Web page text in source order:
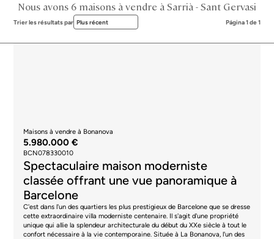
Nous avons 6 maisons à vendre à Sarrià - Sant Gervasi
Trier les résultats par Plus récent Página 1 de 1
Maisons à vendre à Bonanova
5.980.000 €
BCN078330010
Spectaculaire maison moderniste
classée offrant une vue panoramique à
Barcelone
C'est dans l'un des quartiers les plus prestigieux de Barcelone que se dresse
cette extraordinaire villa moderniste centenaire. Il s'agit d'une propriété
unique qui allie la splendeur architecturale du début du XXe siècle à tout le
confort nécessaire à la vie contemporaine. Située à La Bonanova, l'un des